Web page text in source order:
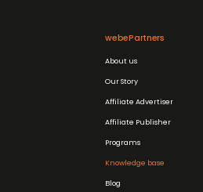
webePartners
About us
Our Story
Affiliate Advertiser
Affiliate Publisher
Programs
Knowledge base
Blog